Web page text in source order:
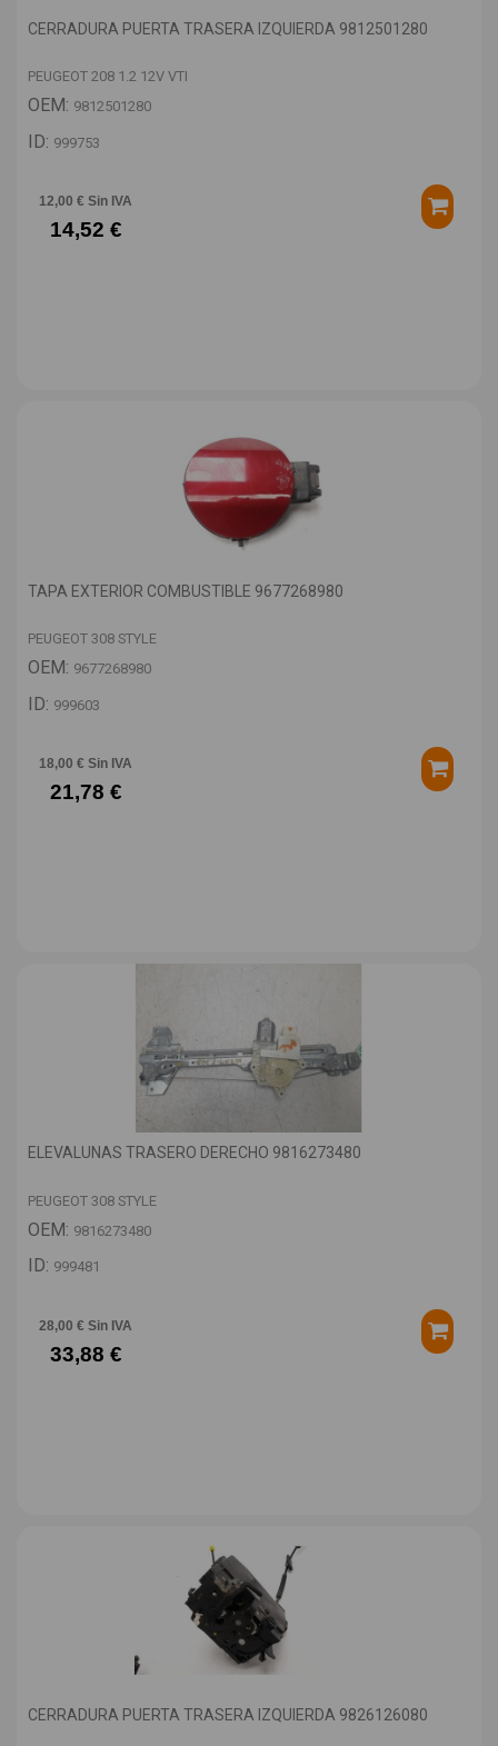
CERRADURA PUERTA TRASERA IZQUIERDA 9812501280
PEUGEOT 208 1.2 12V VTI
OEM: 9812501280
ID: 999753
12,00 € Sin IVA
14,52 €
TAPA EXTERIOR COMBUSTIBLE 9677268980
PEUGEOT 308 STYLE
OEM: 9677268980
ID: 999603
18,00 € Sin IVA
21,78 €
ELEVALUNAS TRASERO DERECHO 9816273480
PEUGEOT 308 STYLE
OEM: 9816273480
ID: 999481
28,00 € Sin IVA
33,88 €
CERRADURA PUERTA TRASERA IZQUIERDA 9826126080